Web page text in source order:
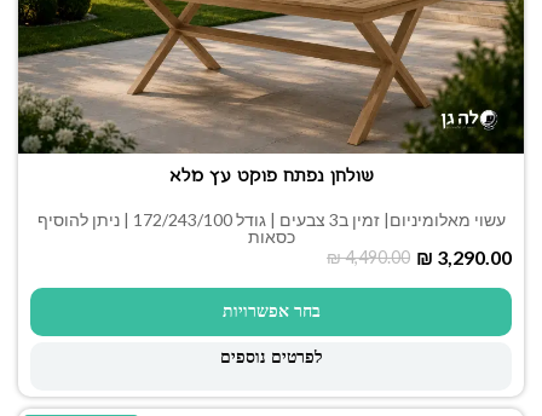
שולחן נפתח פוקט עץ מלא
עשוי מאלומיניום| זמין ב3 צבעים | גודל 172/243/100 | ניתן להוסיף
כסאות
₪4,490.00 ₪ 3,290.00
בחר אפשרויות
לפרטים נוספים